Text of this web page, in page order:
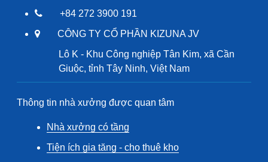
+84 272 3900 191
CÔNG TY CỔ PHẦN KIZUNA JV
Lô K - Khu Công nghiệp Tân Kim, xã Cần
Giuộc, tỉnh Tây Ninh, Việt Nam
Thông tin nhà xưởng được quan tâm
Nhà xưởng có tầng
Tiện ích gia tăng - cho thuê kho